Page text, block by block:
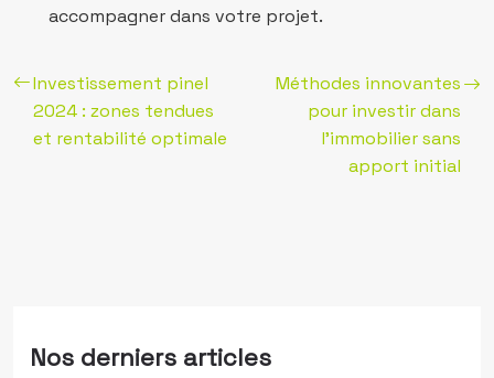
accompagner dans votre projet.
Investissement pinel
2024 : zones tendues
et rentabilité optimale
Méthodes innovantes
pour investir dans
l’immobilier sans
apport initial
Nos derniers articles